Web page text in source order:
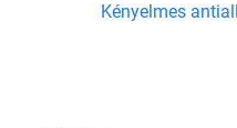
Kényelmes